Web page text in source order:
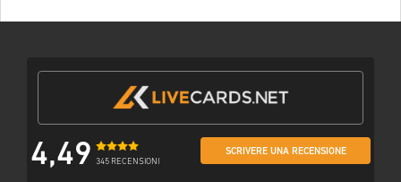
4,49 345 RECENSIONI
SCRIVERE UNA RECENSIONE